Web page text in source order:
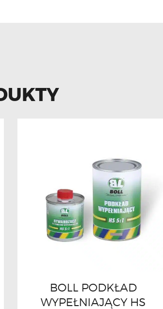
BOLL PODKŁAD
WYPEŁNIAJĄCY HS